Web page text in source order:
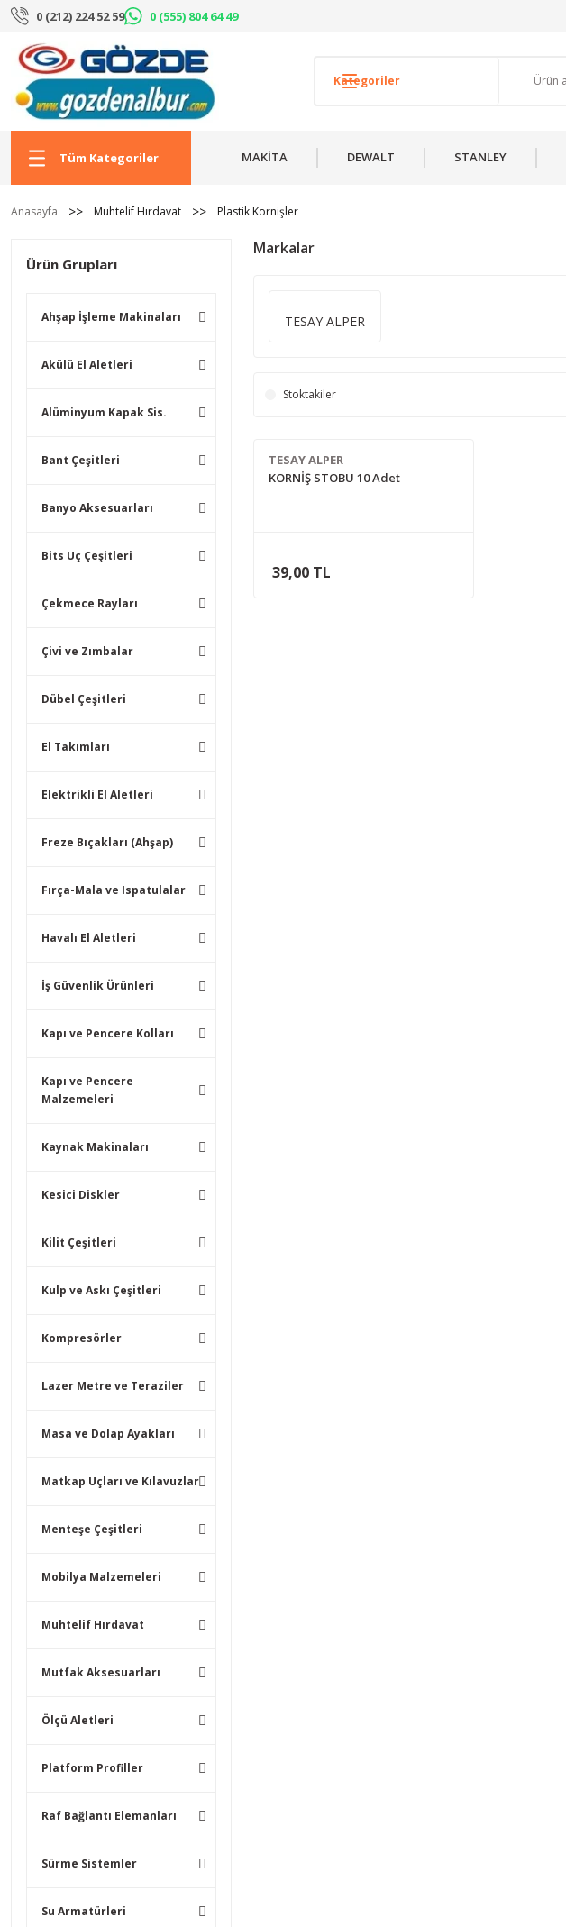
0 (212) 224 52 59 0 (555) 804 64 49
Tüm Kategoriler MAKİTA DEWALT STANLEY
Anasayfa Muhtelif Hırdavat Plastik Kornişler
Ürün Grupları
Ahşap İşleme Makinaları
Akülü El Aletleri
Alüminyum Kapak Sis.
Bant Çeşitleri
Banyo Aksesuarları
Bits Uç Çeşitleri
Çekmece Rayları
Çivi ve Zımbalar
Dübel Çeşitleri
El Takımları
Elektrikli El Aletleri
Freze Bıçakları (Ahşap)
Fırça-Mala ve Ispatulalar
Havalı El Aletleri
İş Güvenlik Ürünleri
Kapı ve Pencere Kolları
Kapı ve Pencere
Malzemeleri
Kaynak Makinaları
Kesici Diskler
Kilit Çeşitleri
Kulp ve Askı Çeşitleri
Kompresörler
Lazer Metre ve Teraziler
Masa ve Dolap Ayakları
Matkap Uçları ve Kılavuzlar
Menteşe Çeşitleri
Mobilya Malzemeleri
Muhtelif Hırdavat
Mutfak Aksesuarları
Ölçü Aletleri
Platform Profiller
Raf Bağlantı Elemanları
Sürme Sistemler
Su Armatürleri
Markalar
TESAY ALPER
Stoktakiler
TESAY ALPER
KORNİŞ STOBU 10 Adet
39,00 TL